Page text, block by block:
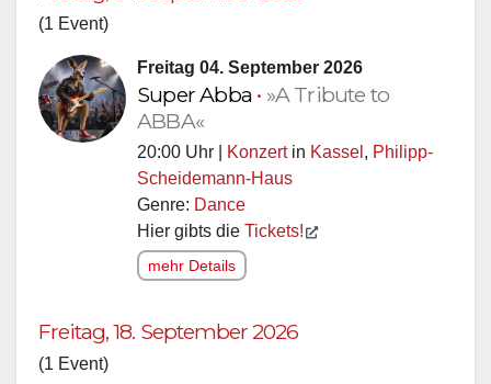
(1 Event)
Freitag 04. September 2026
Super Abba • »A Tribute to
ABBA«
20:00 Uhr | Konzertin Kassel , Philipp-
Scheidemann-Haus
Genre: Dance
Hier gibts die Tickets!
mehr Details
Freitag, 18. September 2026
(1 Event)